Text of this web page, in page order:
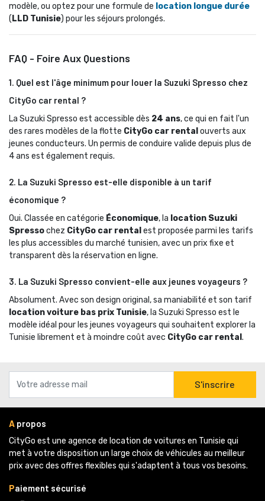
modèle, ou optez pour une formule de location longue durée
( LLD Tunisie) pour les séjours prolongés.
FAQ - Foire Aux Questions
1. Quel est l'âge minimum pour louer la Suzuki Spresso chez
CityGo car rental ?
La Suzuki Spresso est accessible dès 24 ans, ce qui en fait l'un
des rares modèles de la flotte CityGo car rental ouverts aux
jeunes conducteurs. Un permis de conduire valide depuis plus de
4 ans est également requis.
2. La Suzuki Spresso est-elle disponible à un tarif
économique ?
Oui. Classée en catégorie Économique, la location Suzuki
Spressochez CityGo car rental est proposée parmi les tarifs
les plus accessibles du marché tunisien, avec un prix fixe et
transparent dès la réservation en ligne.
3. La Suzuki Spresso convient-elle aux jeunes voyageurs ?
Absolument. Avec son design original, sa maniabilité et son tarif
location voiture bas prix Tunisie, la Suzuki Spresso est le
modèle idéal pour les jeunes voyageurs qui souhaitent explorer la
Tunisie librement et à moindre coût avec CityGo car rental .
S'inscrire
A propos
CityGo est une agence de location de voitures en Tunisie qui
met à votre disposition un large choix de véhicules au meilleur
prix avec des offres flexibles qui s'adaptent à tous vos besoins.
Paiement sécurisé